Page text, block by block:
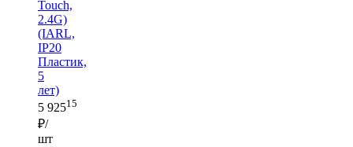
Touch,
2.4G)
(IARL,
IP20
Пластик,
5
лет)
5 92515
₽/
шт